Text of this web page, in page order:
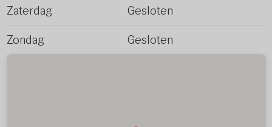
Zaterdag Gesloten
Zondag Gesloten